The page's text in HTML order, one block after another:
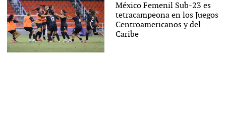
México Femenil Sub-23 es
tetracampeona en los Juegos
Centroamericanos y del
Caribe